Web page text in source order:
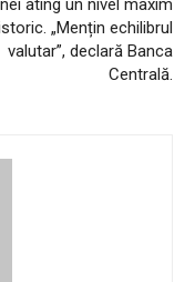
ating un nivel maxim
„Mențin echilibrul
valutar”, declară Banca
Centrală.